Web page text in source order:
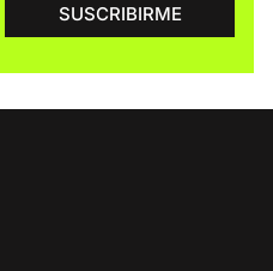
SUSCRIBIRME